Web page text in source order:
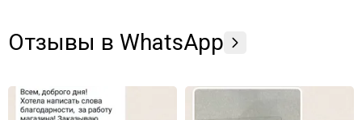
Отзывы в WhatsApp